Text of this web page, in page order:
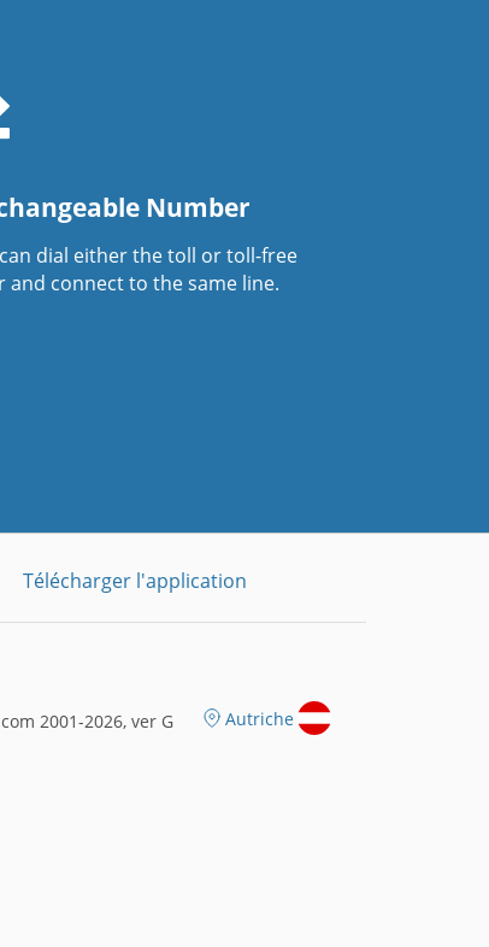
Number
dial either the toll or toll-free
and connect to the same line.
Télécharger l'application
2001-2026, ver G Autriche